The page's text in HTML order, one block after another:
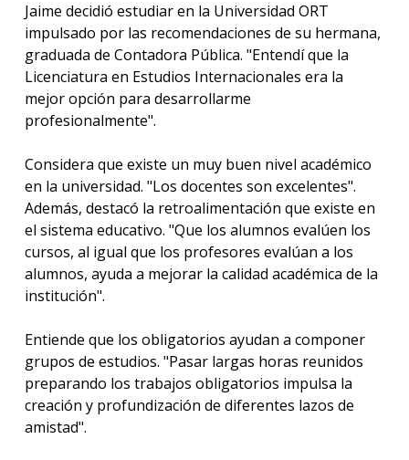
Jaime decidió estudiar en la Universidad ORT
impulsado por las recomendaciones de su hermana,
graduada de Contadora Pública. "Entendí que la
Licenciatura en Estudios Internacionales era la
mejor opción para desarrollarme
profesionalmente".
Considera que existe un muy buen nivel académico
en la universidad. "Los docentes son excelentes".
Además, destacó la retroalimentación que existe en
el sistema educativo. "Que los alumnos evalúen los
cursos, al igual que los profesores evalúan a los
alumnos, ayuda a mejorar la calidad académica de la
institución".
Entiende que los obligatorios ayudan a componer
grupos de estudios. "Pasar largas horas reunidos
preparando los trabajos obligatorios impulsa la
creación y profundización de diferentes lazos de
amistad".